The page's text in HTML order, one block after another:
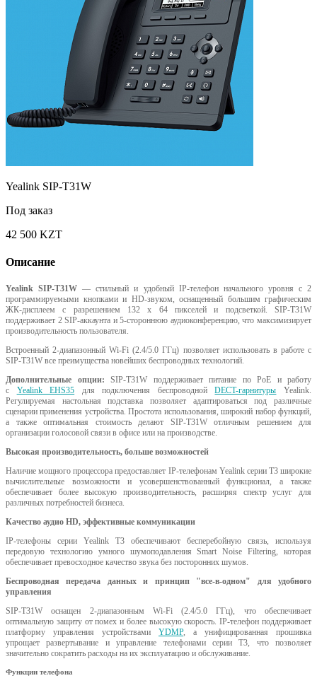
Yealink SIP-T31W
Под заказ
42 500 KZT
Описание
Yealink SIP-T31W — стильный и удобный IP-телефон начального уровня с 2
программируемыми кнопками и HD-звуком, оснащенный большим графическим
ЖК-дисплеем с разрешением 132 x 64 пикселей и подсветкой. SIP-T31W
поддерживает 2 SIP-аккаунта и 5-стороннюю аудиоконференцию, что максимизирует
производительность пользователя.
Встроенный 2-диапазонный Wi-Fi (2.4/5.0 ГГц) позволяет использовать в работе с
SIP-T31W все преимущества новейших беспроводных технологий.
Дополнительные опции: SIP-T31W поддерживает питание по PoE и работу
с Yealink EHS35 для подключения беспроводнойDECT-гарнитуры Yealink.
Регулируемая настольная подставка позволяет адаптироваться под различные
сценарии применения устройства. Простота использования, широкий набор функций,
а также оптимальная стоимость делают SIP-T31W отличным решением для
организации голосовой связи в офисе или на производстве.
Высокая производительность, больше возможностей
Наличие мощного процессора предоставляет IP-телефонам Yealink серии T3 широкие
вычислительные возможности и усовершенствованный функционал, а также
обеспечивает более высокую производительность, расширяя спектр услуг для
различных потребностей бизнеса.
Качество аудио HD, эффективные коммуникации
IP-телефоны серии Yealink T3 обеспечивают бесперебойную связь, используя
передовую технологию умного шумоподавления Smart Noise Filtering, которая
обеспечивает превосходное качество звука без посторонних шумов.
Беспроводная передача данных и принцип "все-в-одном" для удобного
управления
SIP-T31W оснащен 2-диапазонным Wi-Fi (2.4/5.0 ГГц), что обеспечивает
оптимальную защиту от помех и более высокую скорость. IP-телефон поддерживает
платформу управления устройствами YDMP, а унифицированная прошивка
упрощает развертывание и управление телефонами серии T3, что позволяет
значительно сократить расходы на их эксплуатацию и обслуживание.
Функции телефона